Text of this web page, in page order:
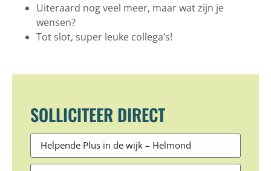
Uiteraard nog veel meer, maar wat zijn je
wensen?
Tot slot, super leuke collega’s!
SOLLICITEER DIRECT